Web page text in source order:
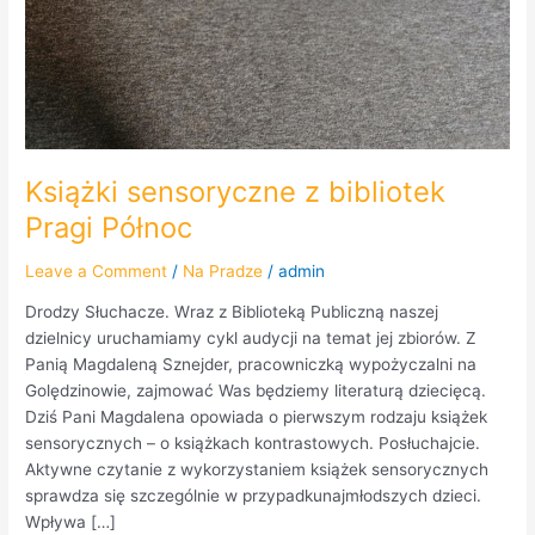
Książki sensoryczne z bibliotek
Pragi Północ
Leave a Comment / Na Pradze /admin
Drodzy Słuchacze. Wraz z Biblioteką Publiczną naszej
dzielnicy uruchamiamy cykl audycji na temat jej zbiorów. Z
Panią Magdaleną Sznejder, pracowniczką wypożyczalni na
Golędzinowie, zajmować Was będziemy literaturą dziecięcą.
Dziś Pani Magdalena opowiada o pierwszym rodzaju książek
sensorycznych – o książkach kontrastowych. Posłuchajcie.
Aktywne czytanie z wykorzystaniem książek sensorycznych
sprawdza się szczególnie w przypadkunajmłodszych dzieci.
Wpływa […]